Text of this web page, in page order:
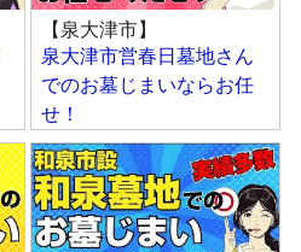
【泉大津市】
泉大津市営春日墓地さん
でのお墓じまいならお任
せ！